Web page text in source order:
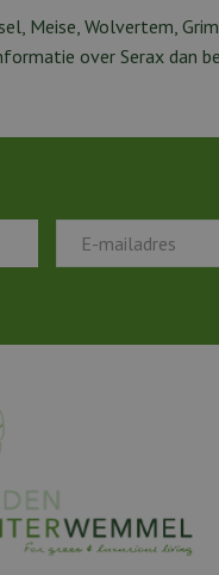
Meise, Wolvertem,
over Serax dan